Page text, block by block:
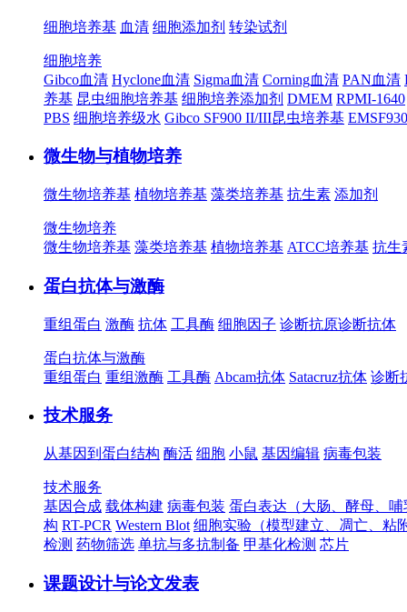
细胞培养基 血清 细胞添加剂 转染试剂
细胞培养
Gibco血清 Hyclone血清 Sigma血清 Corning血清 PAN血清
养基 昆虫细胞培养基 细胞培养添加剂 DMEM RPMI-1640
PBS 细胞培养级水 Gibco SF900 II/III昆虫培养基
微生物与植物培养
微生物培养基 植物培养基 藻类培养基 抗生素 添加剂
微生物培养
微生物培养基 藻类培养基 植物培养基 ATCC培养基 抗生
蛋白抗体与激酶
重组蛋白 激酶 抗体 工具酶 细胞因子 诊断抗原诊断抗体
蛋白抗体与激酶
重组蛋白 重组激酶 工具酶 Abcam抗体 Satacruz抗体 诊断
技术服务
从基因到蛋白结构 酶活 细胞 小鼠 基因编辑 病毒包装
技术服务
基因合成 载体构建 病毒包装 蛋白表达（大肠、酵母、
构 RT-PCR Western Blot 细胞实验（模型建立、凋亡、粘
检测 药物筛选 单抗与多抗制备 甲基化检测 芯片
课题设计与论文发表